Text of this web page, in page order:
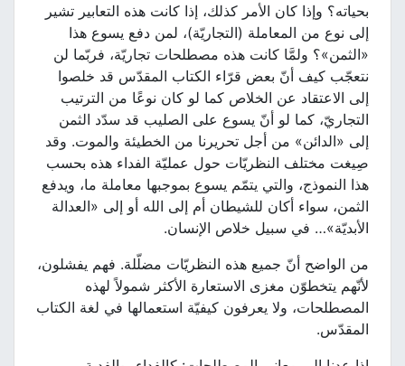
بحياته؟ وإذا كان الأمر كذلك، إذا كانت هذه التعابير تشير
إلى نوع من المعاملة (التجاريّة)، لمن دفع يسوع هذا
«الثمن»؟ ولمَّا كانت هذه مصطلحات تجاريّة، فربّما لن
نتعجّب كيف أنّ بعض قرّاء الكتاب المقدّس قد خلصوا
إلى الاعتقاد عن الخلاص كما لو كان نوعًا من الترتيب
التجاريّ، كما لو أنّ يسوع على الصليب قد سدّد الثمن
إلى «الدائن» من أجل تحريرنا من الخطيئة والموت. وقد
صِيغت مختلف النظريّات حول عمليّة الفداء هذه بحسب
هذا النموذج، والتي يتمّم يسوع بموجبها معاملة ما، ويدفع
الثمن، سواء أكان للشيطان أم إلى الله أو إلى «العدالة
الأبديّة»… في سبيل خلاص الإنسان.
من الواضح أنّ جميع هذه النظريّات مضلّلة. فهم يفشلون،
لأنّهم يتخطوّن مغزى الاستعارة الأكثر شمولاً لهذه
المصطلحات، ولا يعرفون كيفيّة استعمالها في لغة الكتاب
المقدّس.